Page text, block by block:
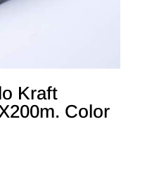
Kraft
Color